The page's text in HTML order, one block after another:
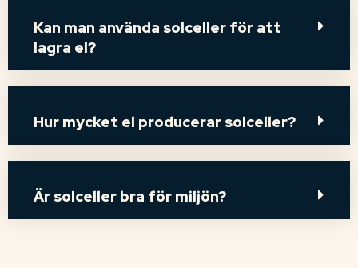
Kan man använda solceller för att
lagra el?
Hur mycket el producerar solceller?
Är solceller bra för miljön?